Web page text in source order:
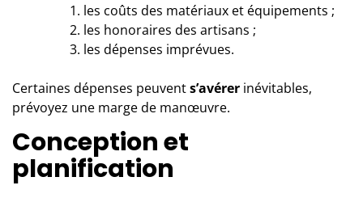
les coûts des matériaux et équipements ;
les honoraires des artisans ;
les dépenses imprévues.
Certaines dépenses peuvents’avérer inévitables,
prévoyez une marge de manœuvre.
Conception et
planification